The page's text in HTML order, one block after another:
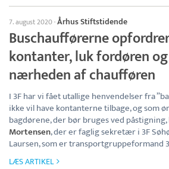
7. august 2020·Århus Stiftstidende
Buschaufførerne
kontanter, luk fordøren
nærheden af chaufføren
I 3F har vi fået utallige henvendelser fra
ikke vil have kontanterne tilbage, og som
bagdørene, der bør bruges ved
Mortensen, der er faglig sekretær i 3F
Laursen, som er transportgruppeformand
LÆS ARTIKEL